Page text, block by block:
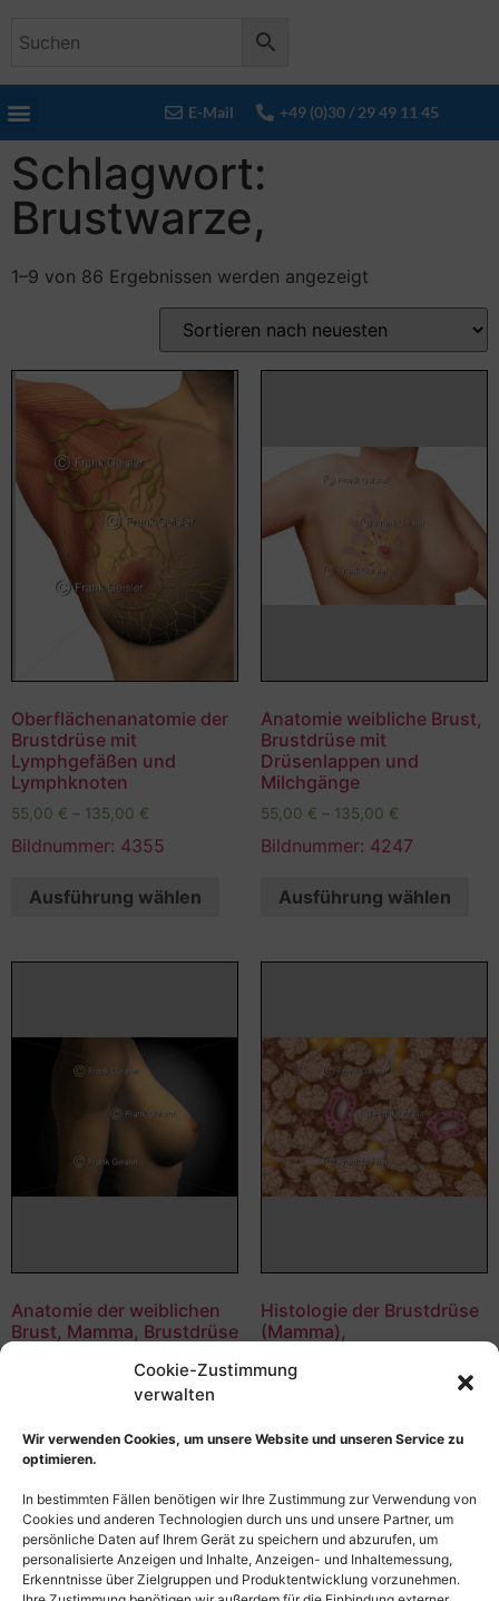
Cookie-Zustimmung
verwalten
Wir verwenden Cookies, um unsere Website und unseren Service zu
optimieren.
In bestimmten Fällen benötigen wir Ihre Zustimmung zur Verwendung von
Cookies und anderen Technologien durch uns und unsere Partner, um
persönliche Daten auf Ihrem Gerät zu speichern und abzurufen, um
personalisierte Anzeigen und Inhalte, Anzeigen- und Inhaltemessung,
Erkenntnisse über Zielgruppen und Produktentwicklung vorzunehmen.
E-Mail +49 (0)30 / 29 49 11 45
Schlagwort:
Brustwarze,
1–9 von 86 Ergebnissen werden angezeigt
Oberflächenanatomie der
Brustdrüse mit
Lymphgefäßen und
Lymphknoten
55,00 € – 135,00 €
Bildnummer: 4355
Ausführung wählen
Anatomie weibliche Brust,
Brustdrüse mit
Drüsenlappen und
Milchgänge
55,00 € – 135,00 €
Bildnummer: 4247
Ausführung wählen
Anatomie der weiblichen
Brust, Mamma, Brustdrüse
135,00€
Bildnummer: 4241
Ausführung wählen
Histologie der Brustdrüse
(Mamma),
Milchgänge
Bildnummer: 4235